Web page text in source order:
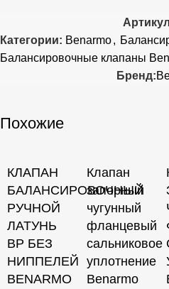
Категории: Benarmo,
Балансировочные клапаны
Бренд:
Похожие
КЛАПАН
БАЛАНСИРОВОЧНЫЙ
РУЧНОЙ
ЛАТУНЬ
ВР БЕЗ
НИППЕЛЕЙ
BENARMO
Клапан
запорный
чугунный
фланцевый
сальниковое
уплотнение
Benarmo